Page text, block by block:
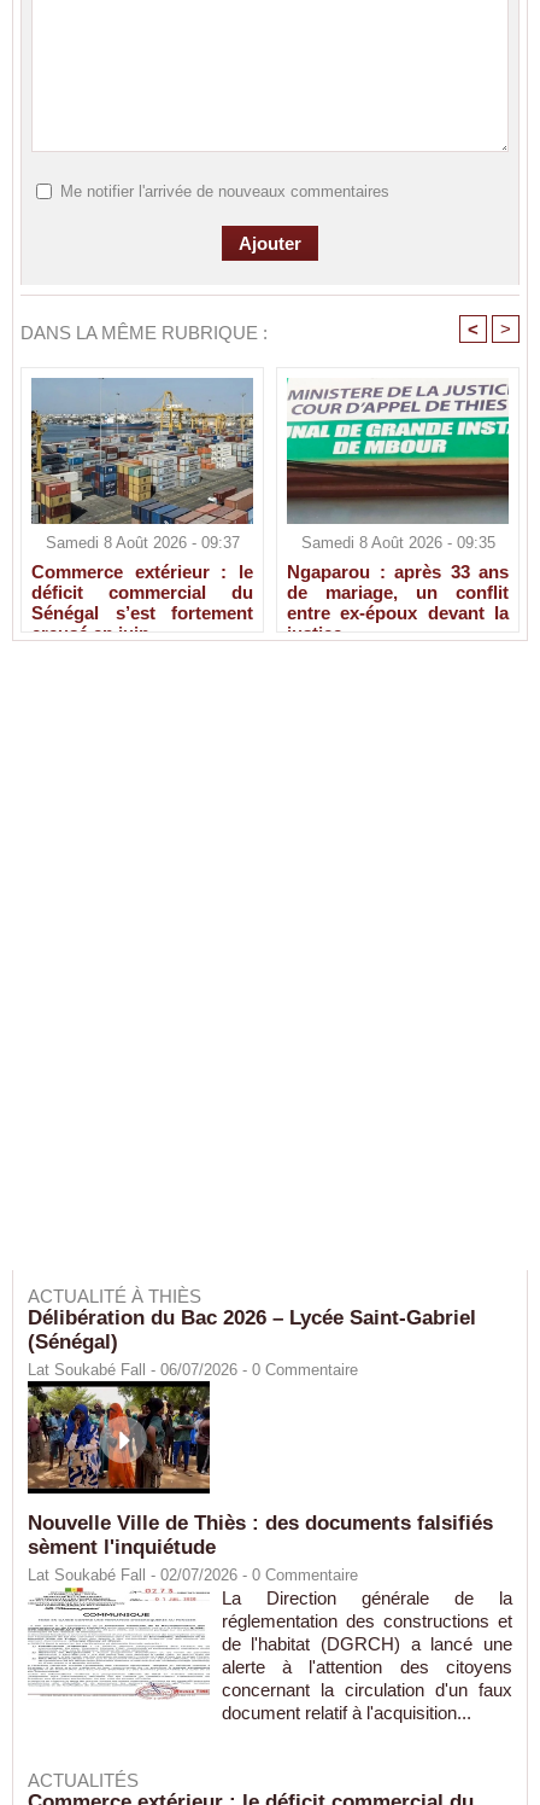
Me notifier l'arrivée de nouveaux commentaires
DANS LA MÊME RUBRIQUE : < >
Samedi 8 Août 2026 - 09:37
Commerce extérieur : le
déficit commercial du
Sénégal s’est fortement
creusé en juin
Samedi 8 Août 2026 - 09:35
Ngaparou : après 33 ans
de mariage, un conflit
entre ex-époux devant la
justice
ACTUALITÉ À THIÈS
Délibération du Bac 2026 – Lycée Saint-Gabriel
(Sénégal)
Lat Soukabé Fall - 06/07/2026 - 0 Commentaire
Nouvelle Ville de Thiès : des documents falsifiés
sèment l'inquiétude
Lat Soukabé Fall - 02/07/2026 - 0 Commentaire
La Direction générale de la
réglementation des constructions et
de l'habitat (DGRCH) a lancé une
alerte à l'attention des citoyens
concernant la circulation d'un faux
document relatif à l'acquisition...
ACTUALITÉS